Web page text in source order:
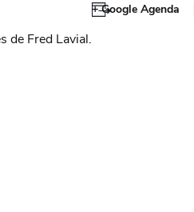
de Fred Lavial.
+ Google Agenda